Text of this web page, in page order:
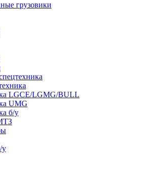
грузовики
LGCE/LGMG/BULL
UMG
б/у
у